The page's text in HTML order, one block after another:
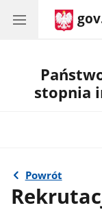
stopnia
Powrót